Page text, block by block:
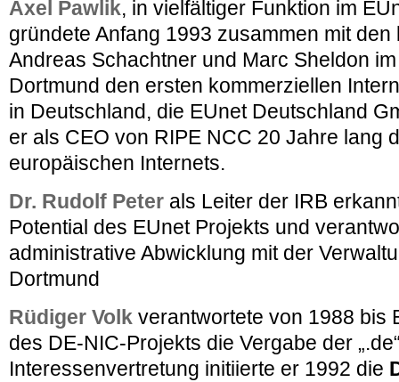
Axel Pawlik, in vielfältiger Funktion im
gründete Anfang 1993 zusammen mit
Andreas Schachtner und Marc Sheldon
Dortmund den ersten kommerziellen
in Deutschland, die EUnet Deutschland
er als CEO von RIPE NCC 20 Jahre lang
europäischen Internets.
Dr. Rudolf Peter als Leiter der IRB
Potential des EUnet Projekts und
administrative Abwicklung mit der
Dortmund
Rüdiger Volk verantwortete von 1988 bis
des DE-NIC-Projekts die Vergabe der
Interessenvertretung initiierte er 1992 die